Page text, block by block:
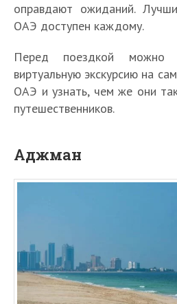
оправдают ожиданий.
ОАЭ доступен каждому.
Перед поездкой можно
виртуальную экскурсию на
ОАЭ и узнать, чем же они
путешественников.
Аджман